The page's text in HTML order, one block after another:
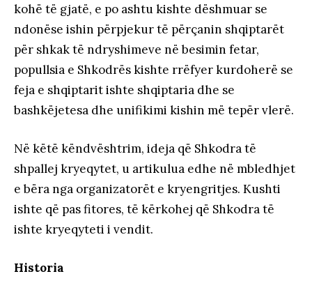
kohë të gjatë, e po ashtu kishte dëshmuar se
ndonëse ishin përpjekur të përçanin shqiptarët
për shkak të ndryshimeve në besimin fetar,
popullsia e Shkodrës kishte rrëfyer kurdoherë se
feja e shqiptarit ishte shqiptaria dhe se
bashkëjetesa dhe unifikimi kishin më tepër vlerë.
Në këtë këndvështrim, ideja që Shkodra të
shpallej kryeqytet, u artikulua edhe në mbledhjet
e bëra nga organizatorët e kryengritjes. Kushti
ishte që pas fitores, të kërkohej që Shkodra të
ishte kryeqyteti i vendit.
Historia